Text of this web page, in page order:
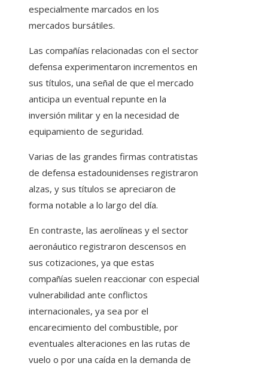
especialmente marcados en los
mercados bursátiles.
Las compañías relacionadas con el sector
defensa experimentaron incrementos en
sus títulos, una señal de que el mercado
anticipa un eventual repunte en la
inversión militar y en la necesidad de
equipamiento de seguridad.
Varias de las grandes firmas contratistas
de defensa estadounidenses registraron
alzas, y sus títulos se apreciaron de
forma notable a lo largo del día.
En contraste, las aerolíneas y el sector
aeronáutico registraron descensos en
sus cotizaciones, ya que estas
compañías suelen reaccionar con especial
vulnerabilidad ante conflictos
internacionales, ya sea por el
encarecimiento del combustible, por
eventuales alteraciones en las rutas de
vuelo o por una caída en la demanda de